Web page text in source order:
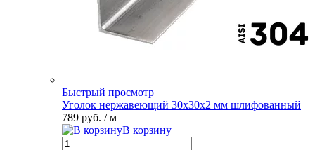
Быстрый просмотр
Уголок нержавеющий 30х30х2 мм шлифованный
789 руб. / м
В корзину